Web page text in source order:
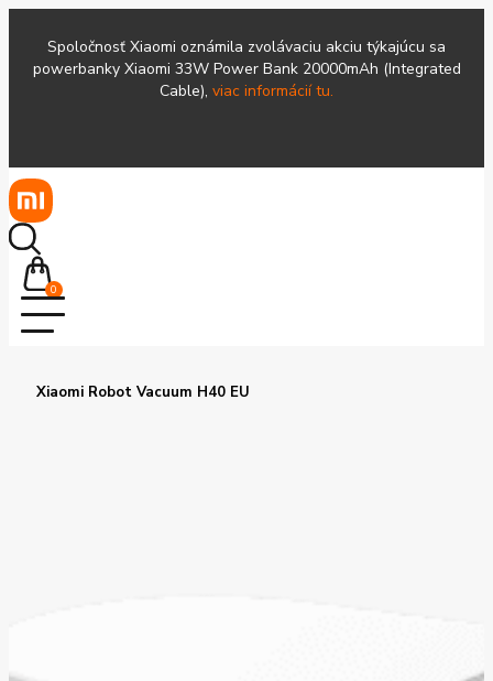
Spoločnosť Xiaomi oznámila zvolávaciu akciu týkajúcu sa
powerbanky Xiaomi 33W Power Bank 20000mAh (Integrated
Cable), viac informácií tu.
0
Xiaomi Robot Vacuum H40 EU